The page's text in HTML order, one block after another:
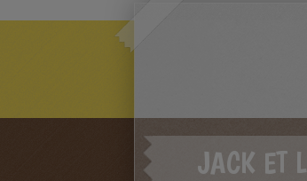
JACK ET